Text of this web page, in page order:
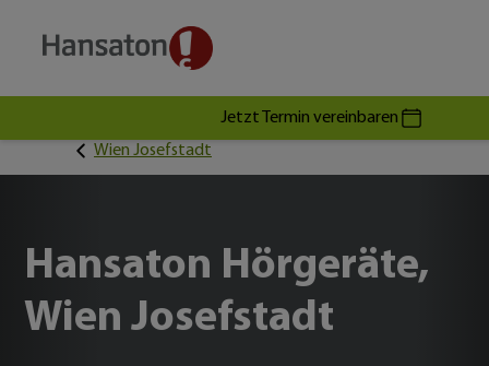
Jetzt Termin vereinbaren
Wien Josefstadt
Hansaton Hörgeräte,
Wien Josefstadt